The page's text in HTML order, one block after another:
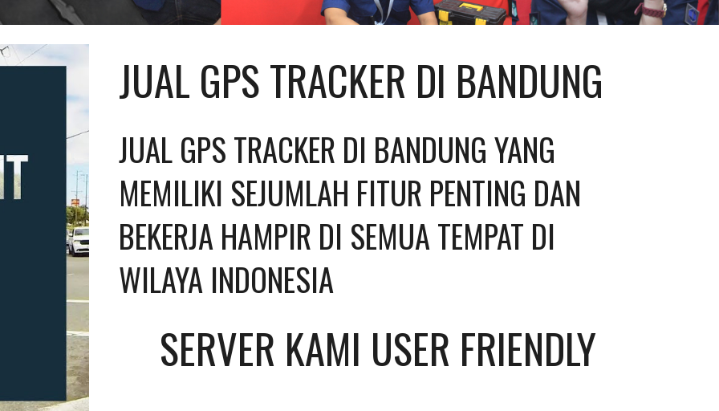
JUAL GPS TRACKER DI BANDUNG
JUAL GPS TRACKER DI BANDUNG YANG
MEMILIKI SEJUMLAH FITUR PENTING DAN
BEKERJA HAMPIR DI SEMUA TEMPAT DI
WILAYA INDONESIA
SERVER KAMI USER FRIENDLY